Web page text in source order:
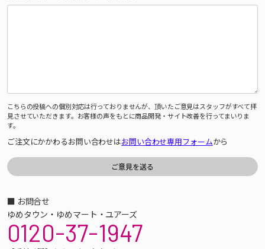
こちらの投稿への個別対応は行っておりませんが、頂いたご意見はスタッフがすべて拝
見させていただきます。お客様の声をもとに商品開発・サイト改善を行ってまいりま
す。
ご注文にかかわるお問い合わせはお問い合わせ専用フォームから
■ お問合せ
ゆめタウン・ゆめマート・ユアーズ
0120-37-1947